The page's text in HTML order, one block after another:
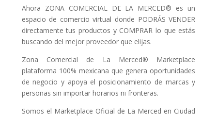
Ahora ZONA COMERCIAL DE LA MERCED® es un
espacio de comercio virtual donde PODRÁS VENDER
directamente tus productos y COMPRAR lo que estás
buscando del mejor proveedor que elijas.
Zona Comercial de La Merced® Marketplace
plataforma 100% mexicana que genera oportunidades
de negocio y apoya el posicionamiento de marcas y
personas sin importar horarios ni fronteras.
Somos el Marketplace Oficial de La Merced en Ciudad